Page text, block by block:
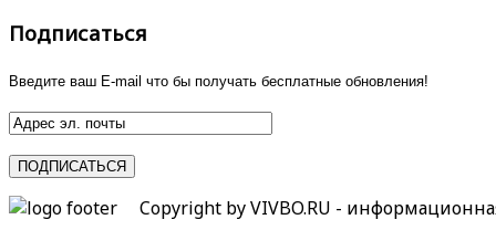
Подписаться
Введите ваш E-mail что бы получать бесплатные обновления!
Copyright by VIVBO.RU -